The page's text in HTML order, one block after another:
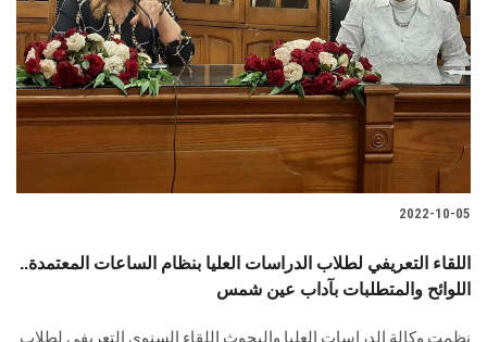
2022-10-05
اللقاء التعريفي لطلاب الدراسات العليا بنظام الساعات المعتمدة..
اللوائح والمتطلبات بآداب عين شمس
نظمت وكالة الدراسات العليا والبحوث اللقاء السنوي التعريفي لطلاب